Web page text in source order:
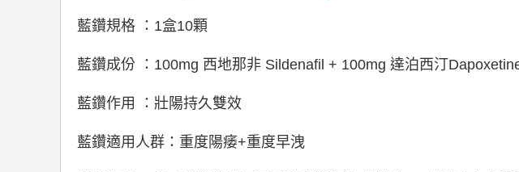
藍鑽規格 ：1盒10顆
藍鑽成份 ：100mg 西地那非 Sildenafil + 100mg 達泊西汀
藍鑽作用 ：壯陽持久雙效
藍鑽適用人群：重度陽痿+重度早洩